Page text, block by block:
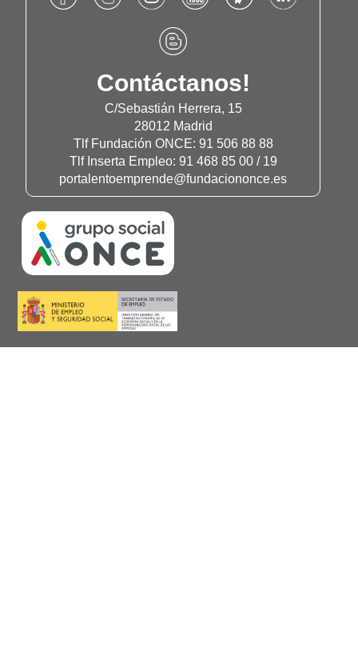
al
al
Once
al
Instagram
Once
al
de
de
Fundación
Once
al
de
Fundación
Once
al
Accede
al
Blog
de
Fundación
Once
Contáctanos!
C/Sebastián Herrera, 15
28012 Madrid
Tlf Fundación ONCE: 91 506 88 88
Tlf Inserta Empleo: 91 468 85 00 / 19
portalentoemprende@fundaciononce.es